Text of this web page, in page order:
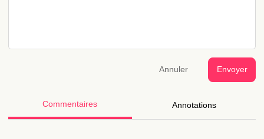
Annuler Envoyer
Commentaires Annotations